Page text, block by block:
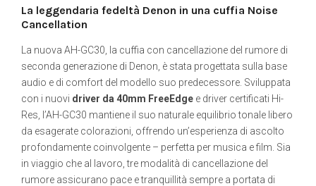
La leggendaria fedeltà Denon in una cuffia Noise
Cancellation
La nuova AH-GC30, la cuffia con cancellazione del rumore di
seconda generazione di Denon, è stata progettata sulla base
audio e di comfort del modello suo predecessore. Sviluppata
con i nuovi driver da 40mm FreeEdge e driver certificati Hi-
Res, l’AH-GC30 mantiene il suo naturale equilibrio tonale libero
da esagerate colorazioni, offrendo un’esperienza di ascolto
profondamente coinvolgente – perfetta per musica e film. Sia
in viaggio che al lavoro, tre modalità di cancellazione del
rumore assicurano pace e tranquillità sempre a portata di